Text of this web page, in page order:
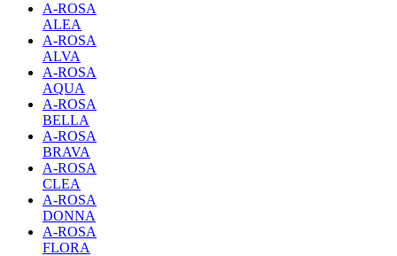
A-ROSA
ALEA
A-ROSA
ALVA
A-ROSA
AQUA
A-ROSA
BELLA
A-ROSA
BRAVA
A-ROSA
CLEA
A-ROSA
DONNA
A-ROSA
FLORA